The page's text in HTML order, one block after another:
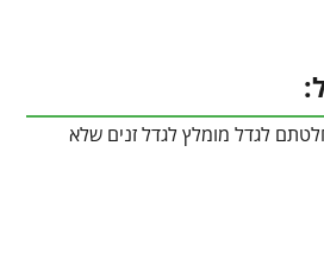
לגדל מומלץ לגדל זנים שלא